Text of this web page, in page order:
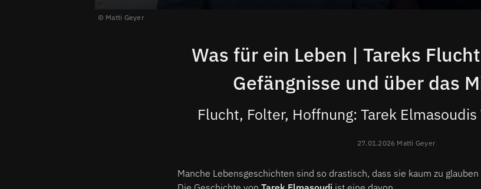
Matti Geyer
Was für ein Leben | Tareks
Gefängnisse und über das
Flucht, Folter, Hoffnung: Tarek
27.01.2026 Matti Geyer
Manche Lebensgeschichten sind so drastisch, dass sie kaum zu